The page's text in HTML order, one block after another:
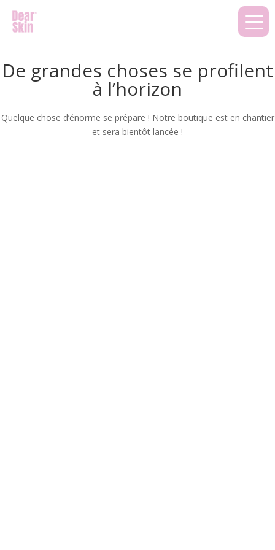
De grandes choses se profilent
à l’horizon
Quelque chose d’énorme se prépare ! Notre boutique est en chantier
et sera bientôt lancée !